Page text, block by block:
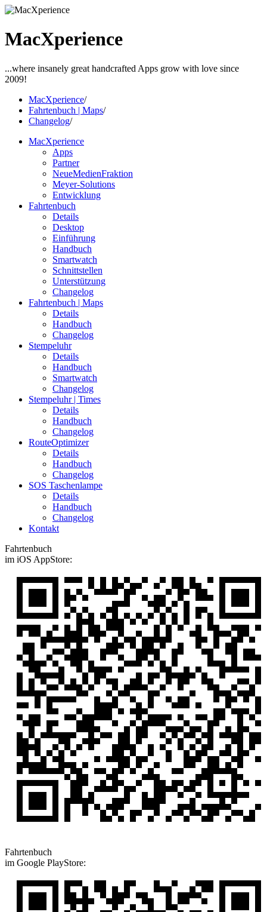
MacXperience
...where insanely great handcrafted Apps grow with love since
2009!
MacXperience/
Fahrtenbuch | Maps/
Changelog/
MacXperience
Apps
Partner
NeueMedienFraktion
Meyer-Solutions
Entwicklung
Fahrtenbuch
Details
Desktop
Einführung
Handbuch
Smartwatch
Schnittstellen
Unterstützung
Changelog
Fahrtenbuch | Maps
Details
Handbuch
Changelog
Stempeluhr
Details
Handbuch
Smartwatch
Changelog
Stempeluhr | Times
Details
Handbuch
Changelog
RouteOptimizer
Details
Handbuch
Changelog
SOS Taschenlampe
Details
Handbuch
Changelog
Kontakt
Fahrtenbuch
im iOS AppStore:
Fahrtenbuch
im Google PlayStore: